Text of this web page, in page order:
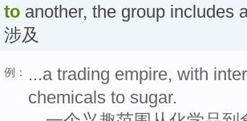
to another, the group includes
涉及
例：
...a trading empire, with
chemicals to sugar.